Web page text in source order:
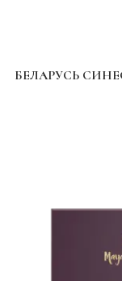
БЕЛАРУСЬ